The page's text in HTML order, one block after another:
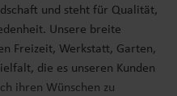
und steht für Qualität,
Unsere breite
Freizeit, Werkstatt, Garten,
die es unseren Kunden
ihren Wünschen zu